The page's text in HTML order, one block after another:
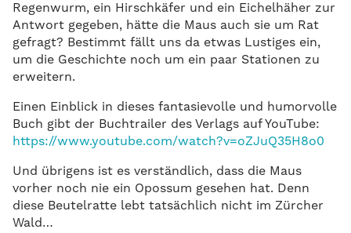
Regenwurm, ein Hirschkäfer und ein Eichelhäher zur
Antwort gegeben, hätte die Maus auch sie um Rat
gefragt? Bestimmt fällt uns da etwas Lustiges ein,
um die Geschichte noch um ein paar Stationen zu
erweitern.
Einen Einblick in dieses fantasievolle und humorvolle
Buch gibt der Buchtrailer des Verlags auf YouTube:
https://www.youtube.com/watch?v=oZJuQ35H8o0
Und übrigens ist es verständlich, dass die Maus
vorher noch nie ein Opossum gesehen hat. Denn
diese Beutelratte lebt tatsächlich nicht im Zürcher
Wald…